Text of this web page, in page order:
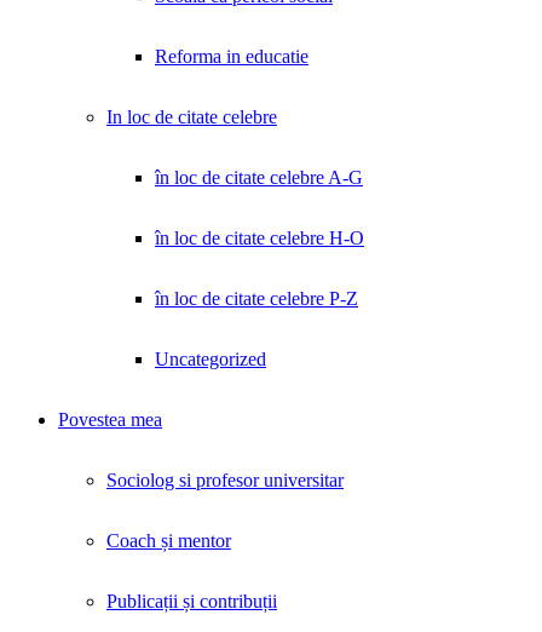
Reforma in educatie
In loc de citate celebre
în loc de citate celebre A-G
în loc de citate celebre H-O
în loc de citate celebre P-Z
Uncategorized
Povestea mea
Sociolog si profesor universitar
Coach și mentor
Publicații și contribuții